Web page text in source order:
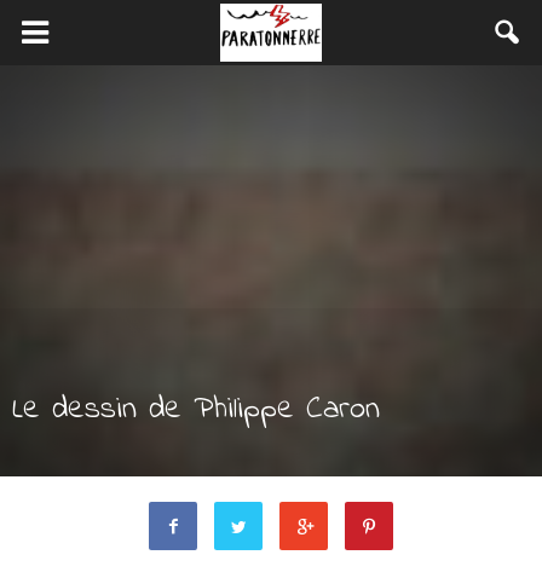
Le dessin de Philippe Caron